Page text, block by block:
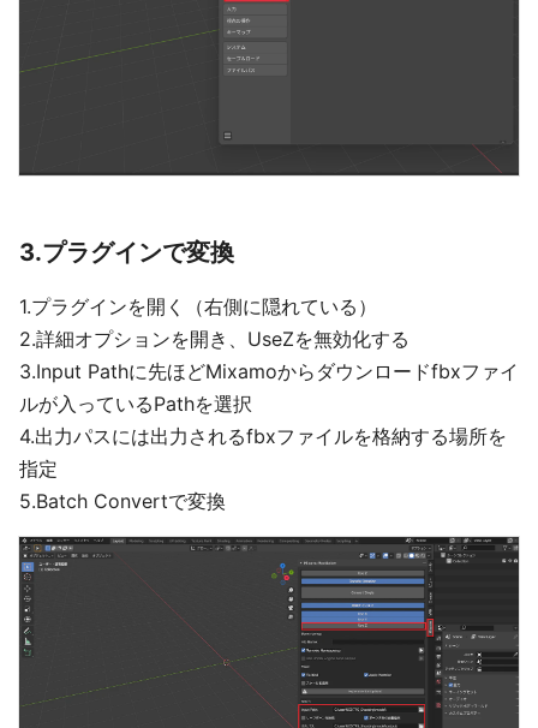
3.プラグインで変換
1.プラグインを開く（右側に隠れている）
2.詳細オプションを開き、UseZを無効化する
3.Input Pathに先ほどMixamoからダウンロードfbxファイ
ルが入っているPathを選択
4.出力パスには出力されるfbxファイルを格納する場所を
指定
5.Batch Convertで変換